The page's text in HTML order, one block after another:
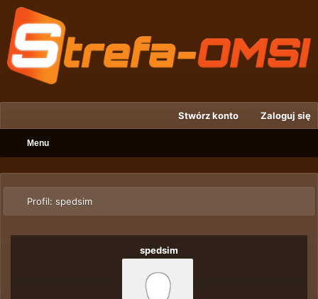
Stwórz konto Zaloguj się
Menu
Profil: spedsim
spedsim